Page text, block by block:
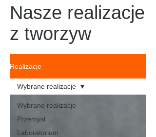
Nasze realizacje
z tworzyw
Realizacje
Wybrane realizacje
Przemysł
Laboratorium
Wybrane realizacje